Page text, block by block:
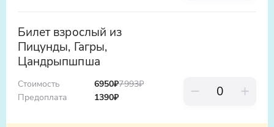
Билет взрослый из
Пицунды, Гагры,
Цандрыпшпша
Стоимость
Предоплата
6950₽7993₽
1390₽